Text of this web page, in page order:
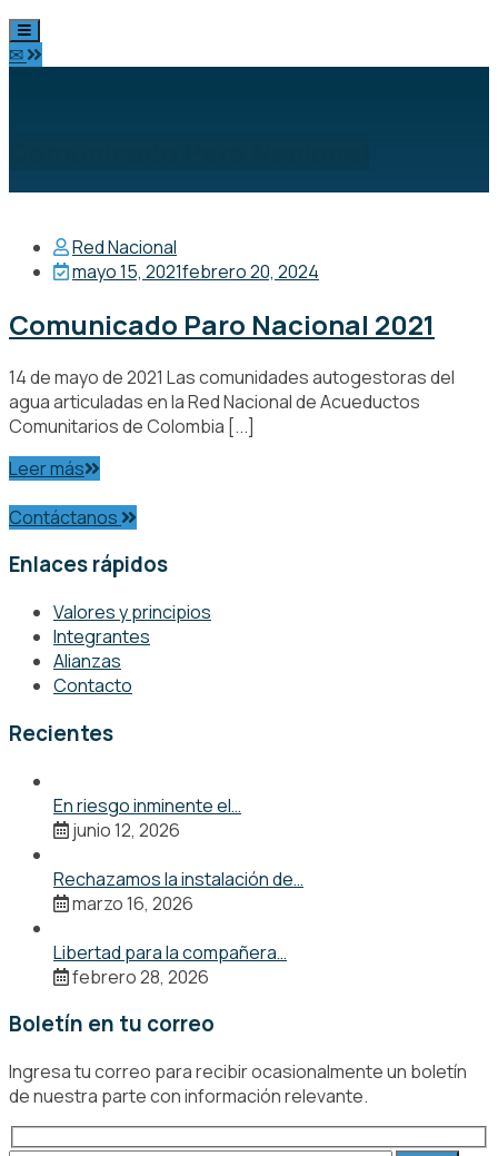
✉
Red Nacional
mayo 15, 2021febrero 20, 2024
Comunicado Paro Nacional 2021
14 de mayo de 2021 Las comunidades autogestoras del
agua articuladas en la Red Nacional de Acueductos
Comunitarios de Colombia [...]
Leer más
Contáctanos
Enlaces rápidos
Valores y principios
Integrantes
Alianzas
Contacto
Recientes
En riesgo inminente el…
junio 12, 2026
Rechazamos la instalación de…
marzo 16, 2026
Libertad para la compañera…
febrero 28, 2026
Boletín en tu correo
Ingresa tu correo para recibir ocasionalmente un boletín
de nuestra parte con información relevante.